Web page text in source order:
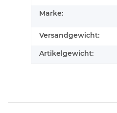
Marke:
Versandgewicht:
Artikelgewicht: